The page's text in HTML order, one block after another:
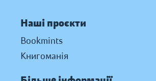
Наші проєкти
Bookmints
Книгоманія